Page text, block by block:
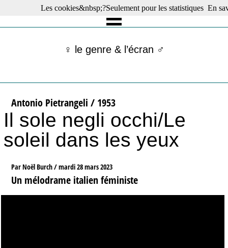
☰ Menu
Films récents
Tribunes
Bloc-notes
Archives
Actu : "La Nouvelle Vague"
♀ le genre & l’écran ♂
Antonio Pietrangeli / 1953
Il sole negli occhi/Le
soleil dans les yeux
Par Noël Burch /mardi 28 mars 2023
Un mélodrame italien féministe
Les cookies&nbsp;?Seulement pour les statistiques En